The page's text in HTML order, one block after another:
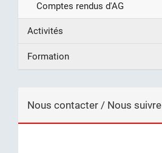
Comptes rendus d'AG
Activités
Formation
Nous contacter / Nous suivre